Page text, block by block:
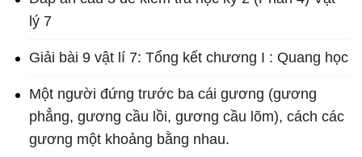
lý 7
Giải bài 9 vật lí 7: Tổng kết chương I : Quang học
Một người đứng trước ba cái gương (gương
phẳng, gương cầu lồi, gương cầu lõm), cách các
gương một khoảng bằng nhau.